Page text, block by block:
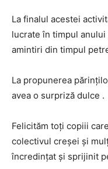
La finalul acestei
lucrate în timpul anului
amintiri din timpul
La propunerea
avea o surpriză dulce .
Felicităm toți copiii
colectivul creșei și
încredințat și sprijinit